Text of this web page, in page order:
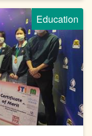
Education